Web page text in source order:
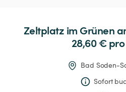
Zeltplatz im Grünen
28,60 €
Bad Soden-
Sofort